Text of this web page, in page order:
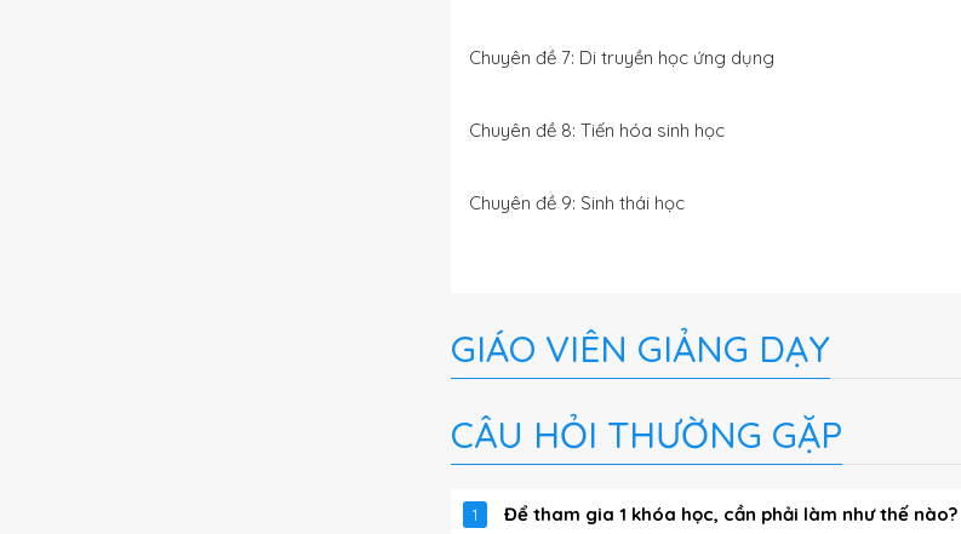
Chuyên đề 7: Di truyền học ứng dụng
Chuyên đề 8: Tiến hóa sinh học
Chuyên đề 9: Sinh thái học
GIÁO VIÊN GIẢNG DẠY
CÂU HỎI THƯỜNG GẶP
1 Để tham gia 1 khóa học, cần phải làm như thế nào?